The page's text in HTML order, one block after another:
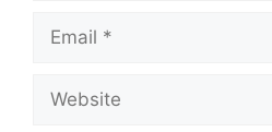
Email
Website